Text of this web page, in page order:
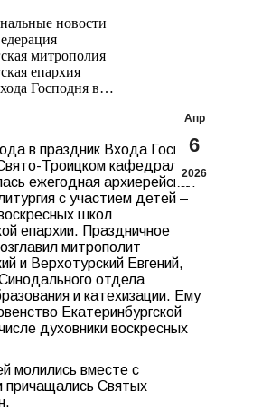
новости
митрополия
епархия
Господня в…
Апр
6
2026
в праздник Входа Господня
Троицком кафедральном
ежегодная архиерейская
с участием детей –
школ
епархии. Праздничное
митрополит
и Верхотурский Евгений,
отдела
и катехизации. Ему
Екатеринбургской
духовники воскресных
молились вместе с
причащались Святых